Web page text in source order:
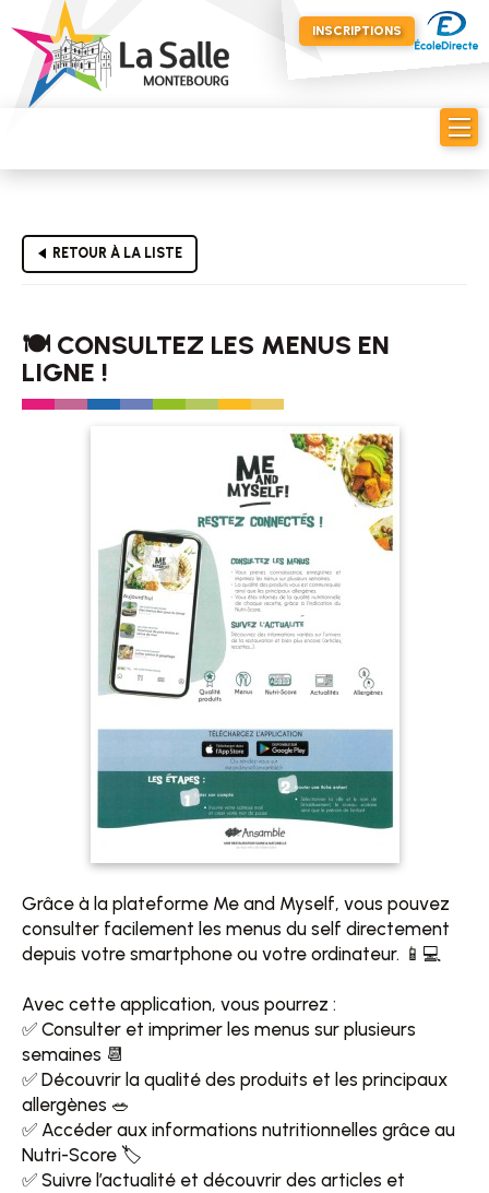
INSCRIPTIONS
RETOUR À LA LISTE
🍽️ CONSULTEZ LES MENUS EN
LIGNE !
Grâce à la plateforme Me and Myself, vous pouvez
consulter facilement les menus du self directement
depuis votre smartphone ou votre ordinateur. 📱💻
Avec cette application, vous pourrez :
✅ Consulter et imprimer les menus sur plusieurs
semaines 📆
✅ Découvrir la qualité des produits et les principaux
allergènes 🥗
✅ Accéder aux informations nutritionnelles grâce au
Nutri-Score 🏷️
✅ Suivre l’actualité et découvrir des articles et